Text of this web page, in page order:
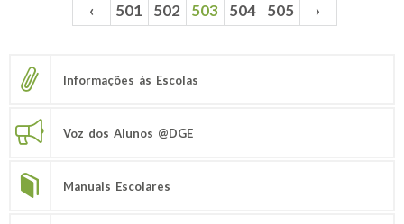
Páginas ‹ 501 502 503 504 505 ›
Informações às Escolas
Voz dos Alunos @DGE
Manuais Escolares